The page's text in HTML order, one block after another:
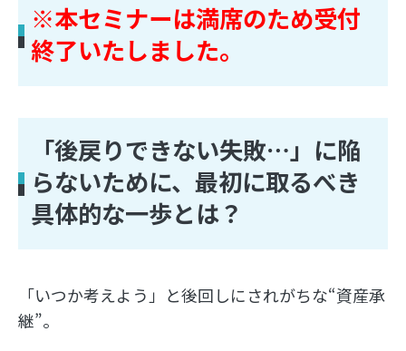
※本セミナーは満席のため受付
終了いたしました。
「後戻りできない失敗⋯」に陥
らないために、最初に取るべき
具体的な一歩とは？
「いつか考えよう」と後回しにされがちな“資産承
継”。